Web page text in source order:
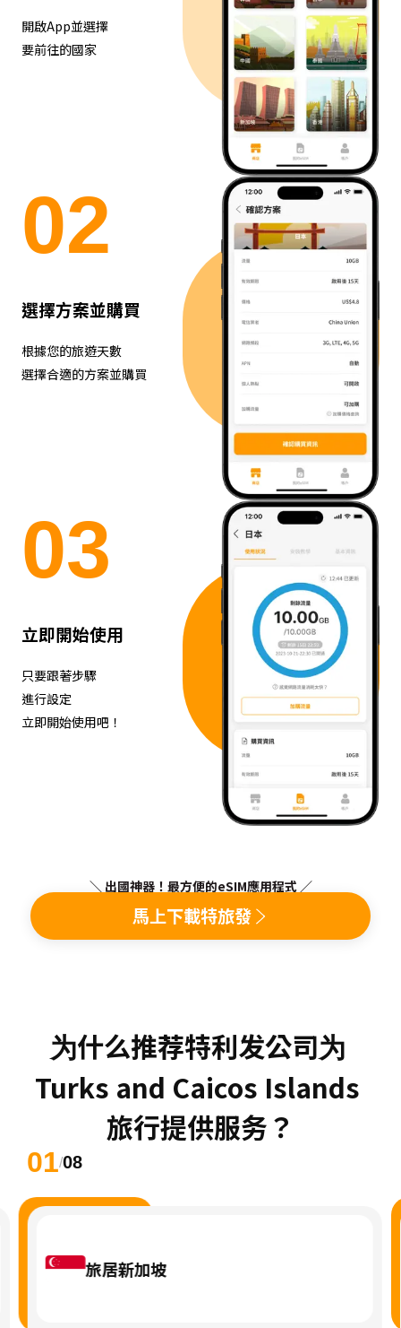
開啟App並選擇
要前往的國家
02
選擇方案並購買
根據您的旅遊天數
選擇合適的方案並購買
03
立即開始使用
只要跟著步驟
進行設定
立即開始使用吧！
＼ 出國神器！最方便的eSIM應用程式 ／
馬上下載特旅發
为什么推荐特利发公司为
Turks and Caicos Islands
旅行提供服务？
01/08
旅居新加坡